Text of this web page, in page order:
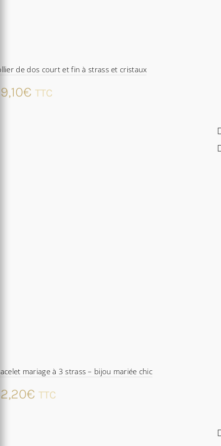
de dos court et fin à strass et cristaux
€ TTC
mariage à 3 strass – bijou mariée chic
€ TTC